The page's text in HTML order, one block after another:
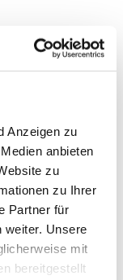
Anzeigen zu
anbieten
zu
zu Ihrer
Partner für
weiter. Unsere
mit
bereitgestellt